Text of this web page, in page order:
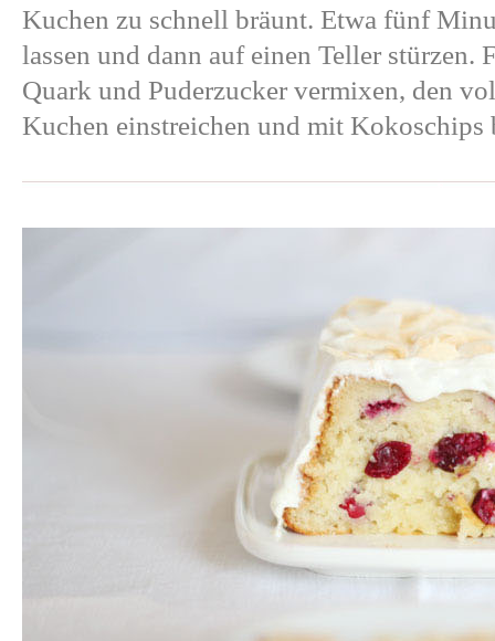
Kuchen zu schnell bräunt. Etwa fünf
lassen und dann auf einen Teller stürzen.
Quark und Puderzucker vermixen, den
Kuchen einstreichen und mit Kokoschips